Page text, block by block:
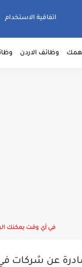
اتفاقية الاستخدام
وظائف الاردن
في أي وقت يمكنك
عن شركات